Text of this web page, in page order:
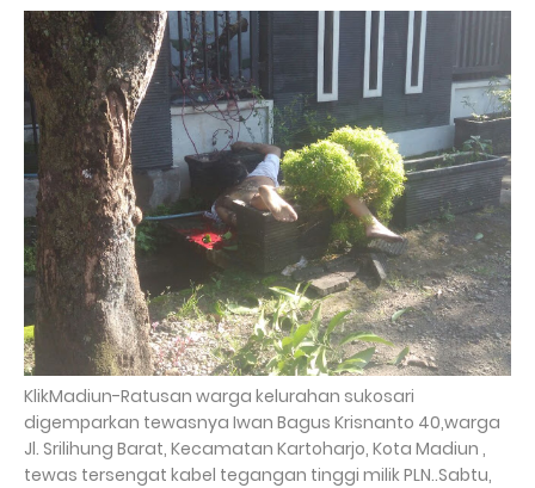
KlikMadiun-Ratusan warga kelurahan sukosari
digemparkan tewasnya Iwan Bagus Krisnanto 40,warga
Jl. Srilihung Barat, Kecamatan Kartoharjo, Kota Madiun ,
tewas tersengat kabel tegangan tinggi milik PLN..Sabtu,